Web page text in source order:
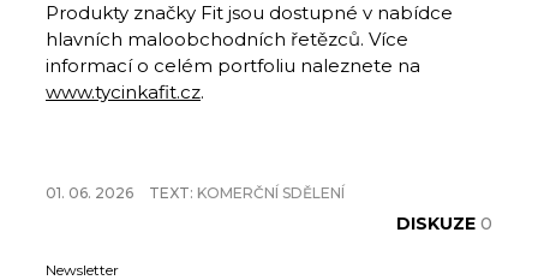
Produkty značky Fit jsou dostupné v nabídce
hlavních maloobchodních řetězců. Více
informací o celém portfoliu naleznete na
www.tycinkafit.cz.
01. 06. 2026 TEXT: KOMERČNÍ SDĚLENÍ
DISKUZE 0
Newsletter